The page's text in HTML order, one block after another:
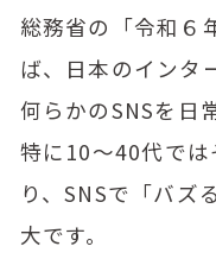
総務省の「令和６
ば、日本のインタ
何らかのSNSを日
特に10〜40代で
り、SNSで「バズ
大です。